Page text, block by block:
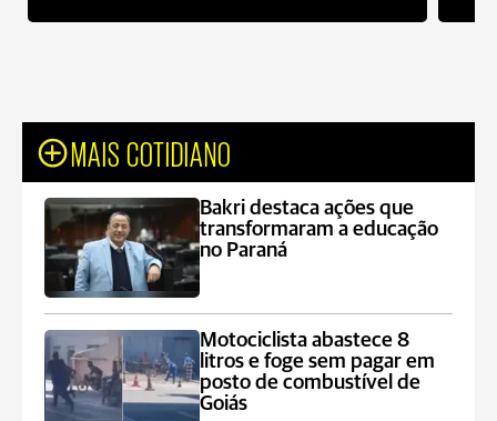
MAIS COTIDIANO
Bakri destaca ações que
transformaram a educação
no Paraná
Motociclista abastece 8
litros e foge sem pagar em
posto de combustível de
Goiás